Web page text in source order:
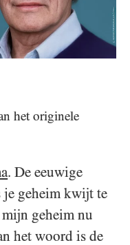
het originele
. De eeuwige
je geheim kwijt te
geheim nu
het woord is de